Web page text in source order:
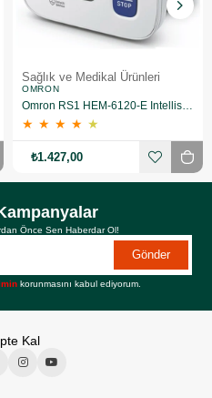
Sağlık ve Medikal Ürünleri
OMRON
★ ★ ★ ★ ★
₺1.427,00
Önce Sen Haberdar Ol!
Gönder
korunmasını kabul ediyorum.
Kal